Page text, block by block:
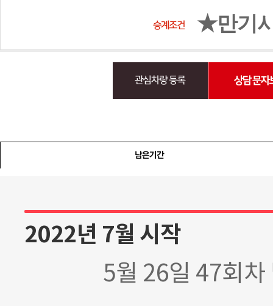
★만기
남은기간
2022년 7월 시작
5월 26일 47회